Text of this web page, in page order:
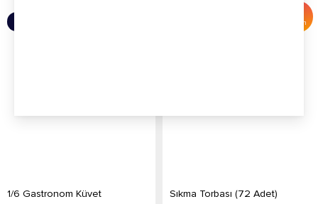
İndirim
1/6 Gastronom Küvet Sıkma Torbası (72 Adet)